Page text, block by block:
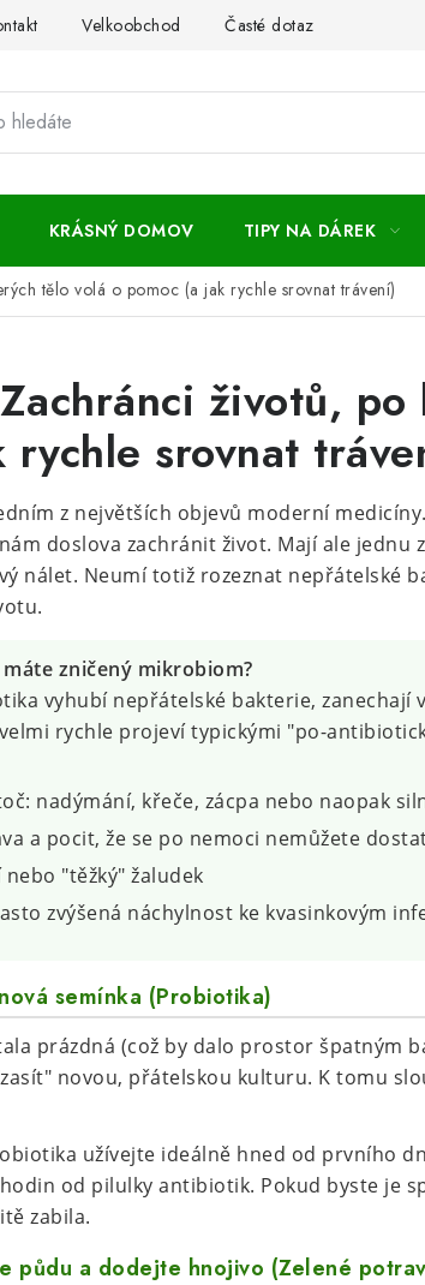
Velkoobchod Časté dotazy
KRÁSNÝ DOMOV TIPY NA DÁREK
tělo volá o pomoc (a jak rychle srovnat trávení)
životů, po
rychle srovnat
z největších objevů moderní
doslova zachránit život. Mají ale jednu
nálet. Neumí totiž rozeznat nepřátelské
máte zničený mikrobiom?
vyhubí nepřátelské bakterie, zanechají
rychle projeví typickými "po-
nadýmání, křeče, zácpa nebo naopak
a pocit, že se po nemoci nemůžete
"těžký" žaludek
zvýšená náchylnost ke kvasinkovým
semínka (Probiotika)
prázdná (což by dalo prostor špatným
novou, přátelskou kulturu. K tomu
užívejte ideálně hned od prvního
od pilulky antibiotik. Pokud byste je
zabila.
půdu a dodejte hnojivo (Zelené